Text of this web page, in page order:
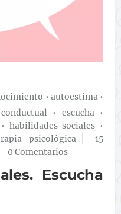
• autoestima•
conductual• escucha•
habilidades sociales •
psicológica
15
0 Comentarios
Escucha